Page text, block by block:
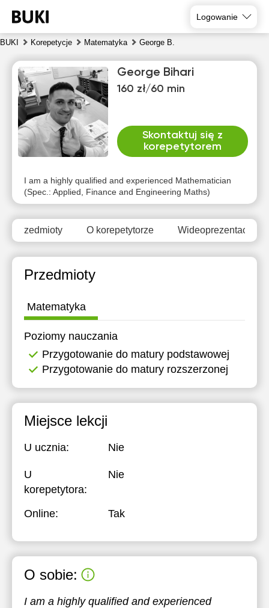
Logowanie
BUKI Korepetycje Matematyka George B.
George Bihari
160 zł/60 min
Skontaktuj się z
korepetytorem
I am a highly qualified and experienced Mathematician
(Spec.: Applied, Finance and Engineering Maths)
Przedmioty O korepetytorze Wideoprezentacja
Przedmioty
Matematyka
Poziomy nauczania
Przygotowanie do matury podstawowej
Przygotowanie do matury rozszerzonej
Miejsce lekcji
U ucznia: Nie
U
korepetytora:
Nie
Online: Tak
O sobie:
I am a highly qualified and experienced
8
9
10
11
12
16:00
16:30
17:00
17:30
18:30
19:00
20:00
10:30
11:00
11:30
12:00
13:00
13:30
14:30
16:00
16:30
17:30
18:00
18:30
Brak
dostępnych
terminów
Brak
dostępnych
terminów
Brak
dostępnych
terminów
Brak
dostępnych
terminów